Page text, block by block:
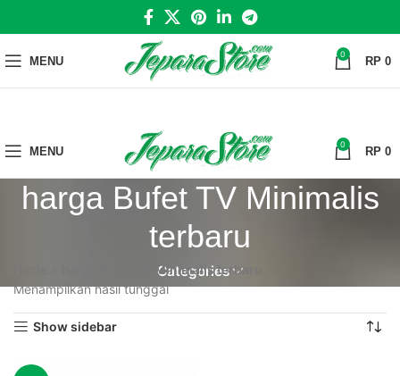
MENU 0 RP 0
MENU 0 RP 0
harga Bufet TV Minimalis
terbaru
Categories
harga Bufet TV Minimalis terbaru
Menampilkan hasil tunggal
Show sidebar